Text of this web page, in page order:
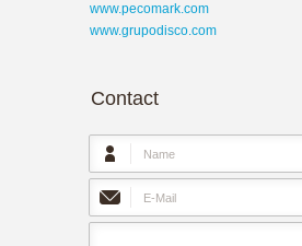
www.pecomark.com
www.grupodisco.com
Contact